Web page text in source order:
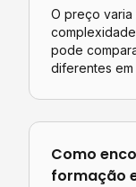
O preço
complexidade
pode
diferentes em
Como
formação